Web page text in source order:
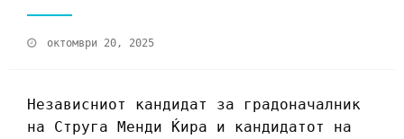
октомври 20, 2025
Независниот кандидат за градоначалник
на Струга Менди Ќира и кандидатот на